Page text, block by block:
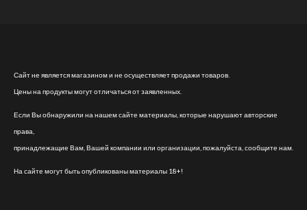
Сайт не является магазином и не осуществляет продажи товаров.
Цены на продукты могут отличаться от заявленных.
Если Вы обнаружили на нашем сайте материалы, которые нарушают авторские
права,
принадлежащие Вам, Вашей компании или организации, пожалуйста, сообщите нам.
На сайте могут быть опубликованы материалы 18+!